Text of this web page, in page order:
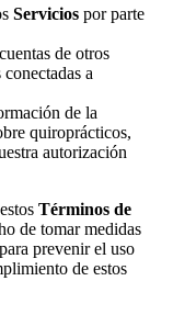
Servicios por parte
de otros
a
de la
quiroprácticos,
autorización
Términos de
de tomar medidas
prevenir el uso
de estos